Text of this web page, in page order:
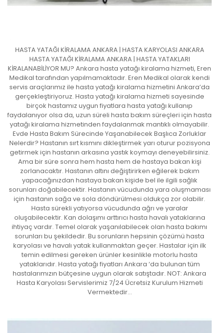
HASTA YATAĞI KİRALAMA ANKARA | HASTA KARYOLASI ANKARA
HASTA YATAĞI KİRALAMA ANKARA | HASTA YATAKLARI
KİRALANABİLİYOR MU? Ankara hasta yatağı kiralama hizmeti, Eren
Medikal tarafından yapılmamaktadır. Eren Medikal olarak kendi
servis araçlarımız ile hasta yatağı kiralama hizmetini Ankara’da
gerçekleştiriyoruz. Hasta yatağı kiralama hizmeti sayesinde
birçok hastamız uygun fiyatlara hasta yatağı kullanıp
faydalanıyor olsa da, uzun süreli hasta bakım süreçleri için hasta
yatağı kiralama hizmetinden faydalanmak mantıklı olmayabilir.
Evde Hasta Bakım Sürecinde Yaşanabilecek Başlıca Zorluklar
Nelerdir? Hastanın sırt kısmını dikleştirmek yarı oturur pozisyona
getirmek için hastanın arkasına yastık koymayı deneyebilirsiniz.
Ama bir süre sonra hem hasta hem de hastaya bakan kişi
zorlanacaktır. Hastanın altını değiştirirken eğilerek bakım
yapacağınızdan hastaya bakan kişide bel ile ilgili sağlık
sorunları doğabilecektir. Hastanın vücudunda yara oluşmaması
için hastanın sağa ve sola döndürülmesi oldukça zor olabilir.
Hasta sürekli yatıyorsa vücudunda ağrı ve yaralar
oluşabilecektir. Kan dolaşımı arttırıcı hasta havalı yataklarına
ihtiyaç vardır. Temel olarak yaşanılabilecek olan hasta bakımı
sorunları bu şekildedir. Bu sorunların hepsinin çözümü hasta
karyolası ve havalı yatak kullanmaktan geçer. Hastalar için ilk
temin edilmesi gereken ürünler kesinlikle motorlu hasta
yataklarıdır. Hasta yatağı fiyatları Ankara ‘da bulunan tüm
hastalarımızın bütçesine uygun olarak satıştadır. NOT: Ankara
Hasta Karyolası Servislerimiz 7/24 Ücretsiz Kurulum Hizmeti
Vermektedir…